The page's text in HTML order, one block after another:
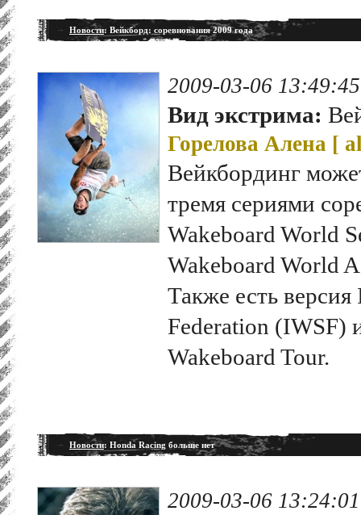
Новости: Вейкборд: соревнования 2009 года
2009-03-06 13:49:45
Вид экстрима:
Горелова Алена [
Вейкбординг
тремя сериями
Wakeboard World
Wakeboard World
Также есть
Federation (IWSF)
Wakeboard Tour.
Новости: Honda Racing больше нет
2009-03-06 13:24:01